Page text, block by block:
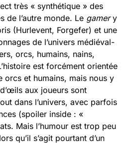
très « synthétique » des
de l’autre monde. Le gamery
(Hurlevent, Forgefer) et une
de l’univers médiéval-
orcs, humains, nains,
est forcément orientée
orcs et humains, mais nous y
aux joueurs sont
dans l’univers, avec parfois
(spoiler inside : «
Mais l’humour est trop peu
qu’il s’agit pourtant d’un